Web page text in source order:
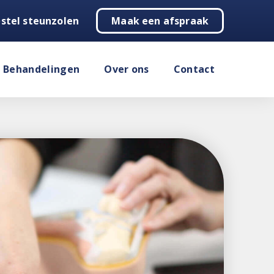
steunzolen Maak een afspraak
Behandelingen Over ons Contact